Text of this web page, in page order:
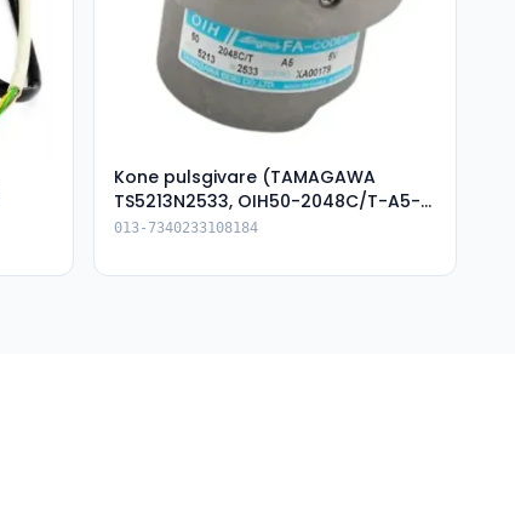
Kone pulsgivare (TAMAGAWA
TS5213N2533, OIH50-2048C/T-A5-
5V-XA00179)
013-7340233108184